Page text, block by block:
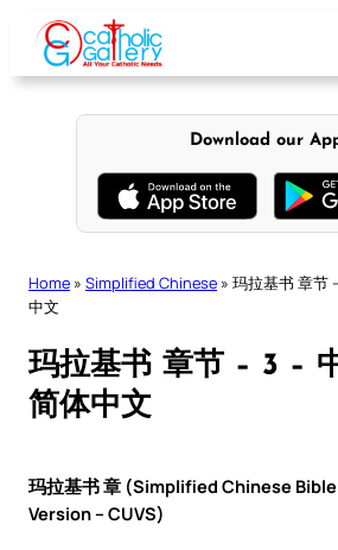
content
Download our
Home » Simplified Chinese » 玛拉基书 章节
中文
玛拉基书 章节 – 3 –
简体中文
玛拉基书 章 (Simplified Chinese
Version – CUVS)